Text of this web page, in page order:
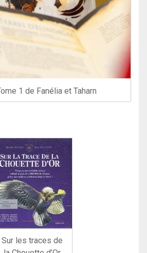
1 de Fanélia et Taharn
Sur les traces de